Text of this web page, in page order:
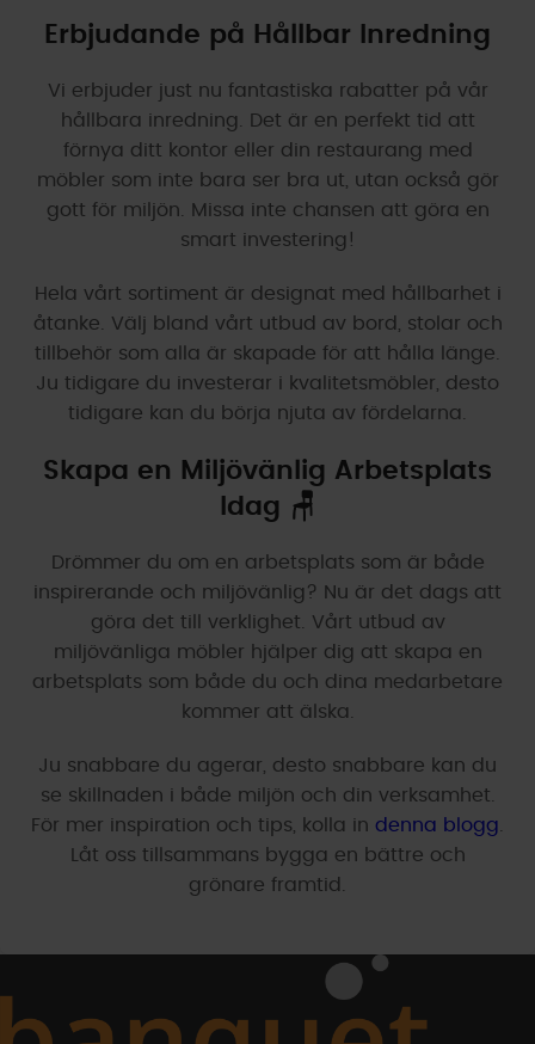
Erbjudande på Hållbar Inredning
Vi erbjuder just nu fantastiska rabatter på vår
hållbara inredning. Det är en perfekt tid att
förnya ditt kontor eller din restaurang med
möbler som inte bara ser bra ut, utan också gör
gott för miljön. Missa inte chansen att göra en
smart investering!
Hela vårt sortiment är designat med hållbarhet i
åtanke. Välj bland vårt utbud av bord, stolar och
tillbehör som alla är skapade för att hålla länge.
Ju tidigare du investerar i kvalitetsmöbler, desto
tidigare kan du börja njuta av fördelarna.
Skapa en Miljövänlig Arbetsplats
Idag 🪑
Drömmer du om en arbetsplats som är både
inspirerande och miljövänlig? Nu är det dags att
göra det till verklighet. Vårt utbud av
miljövänliga möbler hjälper dig att skapa en
arbetsplats som både du och dina medarbetare
kommer att älska.
Ju snabbare du agerar, desto snabbare kan du
se skillnaden i både miljön och din verksamhet.
För mer inspiration och tips, kolla in denna blogg
Låt oss tillsammans bygga en bättre och
grönare framtid.